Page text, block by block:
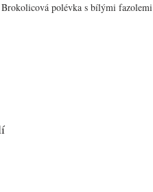
Brokolicová polévka s bílými fazolemi